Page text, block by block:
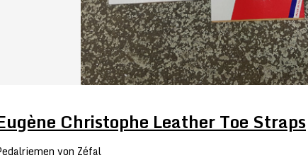
Christophe Leather Toe Straps
von Zéfal